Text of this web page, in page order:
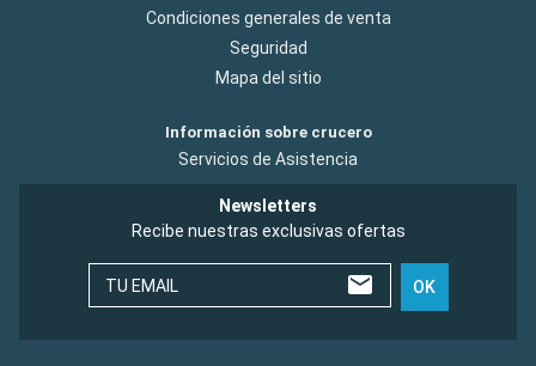
Condiciones generales de venta
Seguridad
Mapa del sitio
Información sobre crucero
Servicios de Asistencia
Newsletters
Recibe nuestras exclusivas ofertas
TU EMAIL OK